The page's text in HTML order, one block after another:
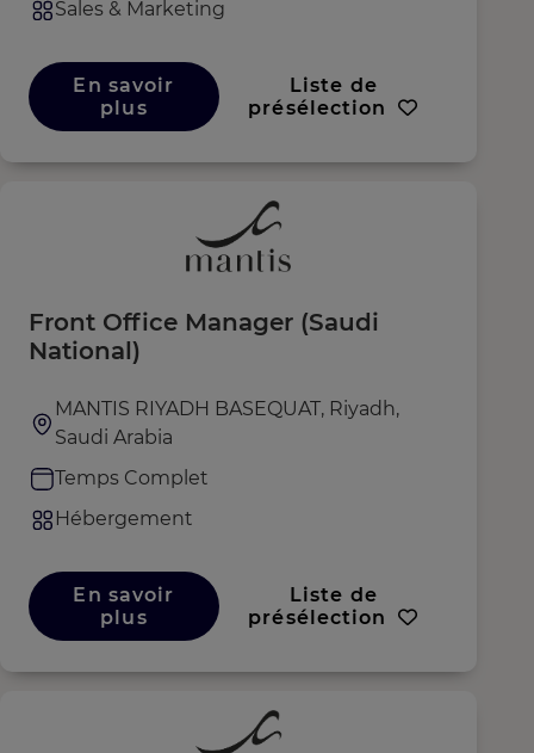
Sales & Marketing
En savoir
plus
Liste de
présélection
Front Office Manager (Saudi
National)
MANTIS RIYADH BASEQUAT, Riyadh,
Saudi Arabia
Temps Complet
Hébergement
En savoir
plus
Liste de
présélection